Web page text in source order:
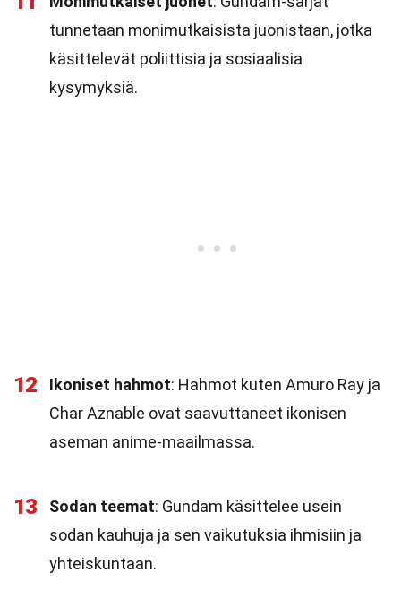
tunnetaan monimutkaisista juonistaan, jotka
käsittelevät poliittisia ja sosiaalisia
kysymyksiä.
12 Ikoniset hahmot: Hahmot kuten Amuro Ray ja
Char Aznable ovat saavuttaneet ikonisen
aseman anime-maailmassa.
13 Sodan teemat: Gundam käsittelee usein
sodan kauhuja ja sen vaikutuksia ihmisiin ja
yhteiskuntaan.